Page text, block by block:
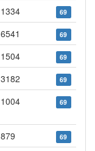
1334 69
6541 69
1504 69
3182 69
1004 69
879 69